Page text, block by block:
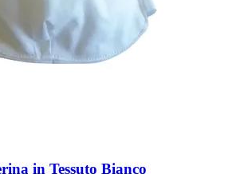
in Tessuto Bianco